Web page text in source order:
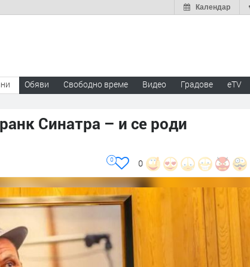
Календар
Обяви Свободно време Видео Градове eTV
Синатра – и се роди
0
0